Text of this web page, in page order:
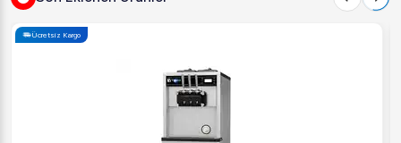
Ücretsiz Kargo